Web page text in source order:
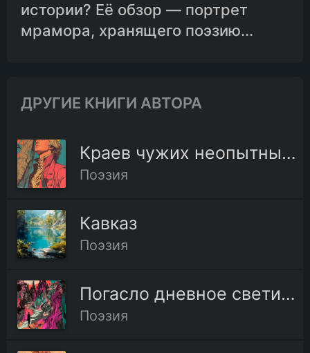
истории? Её обзор — портрет
мрамора, хранящего поэзию...
ДРУГИЕ КНИГИ АВТОРА
Краев чужих неопытный любитель
Поэзия
Кавказ
Поэзия
Погасло дневное светило
Поэзия